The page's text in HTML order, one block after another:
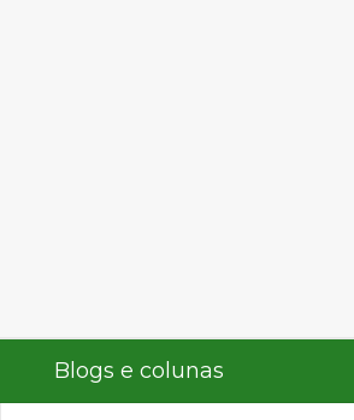
Blogs e colunas